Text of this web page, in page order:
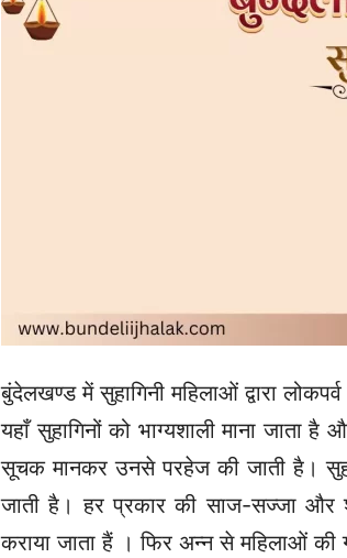
बुंदेलखण्ड में सुहागिनी महिलाओं द्वारा
यहाँ सुहागिनों को भाग्यशाली माना जाता
सूचक मानकर उनसे परहेज की जाती है।
जाती है। हर प्रकार की साज-सज्जा और
कराया जाता हैं । फिर अन्न से महिलाओं की